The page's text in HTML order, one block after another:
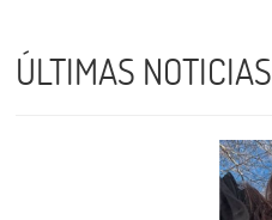
ÚLTIMAS NOTICIAS